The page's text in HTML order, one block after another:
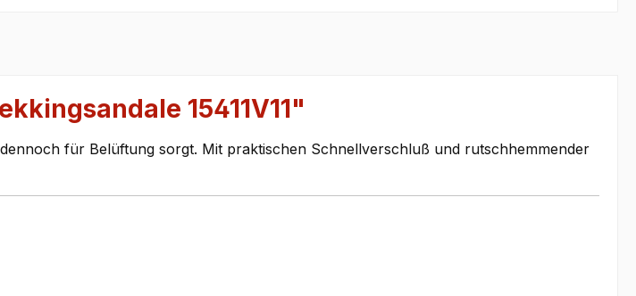
15411V11"
für Belüftung sorgt. Mit praktischen Schnellverschluß und rutschhemmender